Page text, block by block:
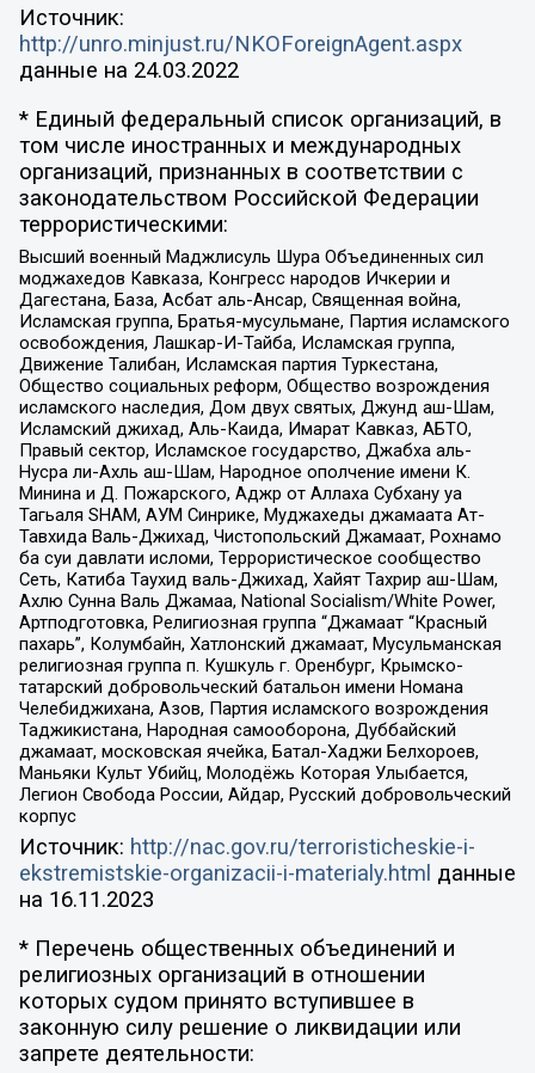
Источник:
http://unro.minjust.ru/NKOForeignAgent.aspx
данные на 24.03.2022
* Единый федеральный список организаций, в
том числе иностранных и международных
организаций, признанных в соответствии с
законодательством Российской Федерации
террористическими:
Высший военный Маджлисуль Шура Объединенных сил
моджахедов Кавказа, Конгресс народов Ичкерии и
Дагестана, База, Асбат аль-Ансар, Священная война,
Исламская группа, Братья-мусульмане, Партия исламского
освобождения, Лашкар-И-Тайба, Исламская группа,
Движение Талибан, Исламская партия Туркестана,
Общество социальных реформ, Общество возрождения
исламского наследия, Дом двух святых, Джунд аш-Шам,
Исламский джихад, Аль-Каида, Имарат Кавказ, АБТО,
Правый сектор, Исламское государство, Джабха аль-
Нусра ли-Ахль аш-Шам, Народное ополчение имени К.
Минина и Д. Пожарского, Аджр от Аллаха Субхану уа
Тагьаля SHAM, АУМ Синрике, Муджахеды джамаата Ат-
Тавхида Валь-Джихад, Чистопольский Джамаат, Рохнамо
ба суи давлати исломи, Террористическое сообщество
Сеть, Катиба Таухид валь-Джихад, Хайят Тахрир аш-Шам,
Ахлю Сунна Валь Джамаа, National Socialism/White Power,
Артподготовка, Религиозная группа “Джамаат “Красный
пахарь”, Колумбайн, Хатлонский джамаат, Мусульманская
религиозная группа п. Кушкуль г. Оренбург, Крымско-
татарский добровольческий батальон имени Номана
Челебиджихана, Азов, Партия исламского возрождения
Таджикистана, Народная самооборона, Дуббайский
джамаат, московская ячейка, Батал-Хаджи Белхороев,
Маньяки Культ Убийц, Молодёжь Которая Улыбается,
Легион Свобода России, Айдар, Русский добровольческий
корпус
Источник: http://nac.gov.ru/terroristicheskie-i-
ekstremistskie-organizacii-i-materialy.html данные
на 16.11.2023
* Перечень общественных объединений и
религиозных организаций в отношении
которых судом принято вступившее в
законную силу решение о ликвидации или
запрете деятельности: